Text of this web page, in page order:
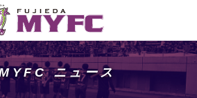
ニュース